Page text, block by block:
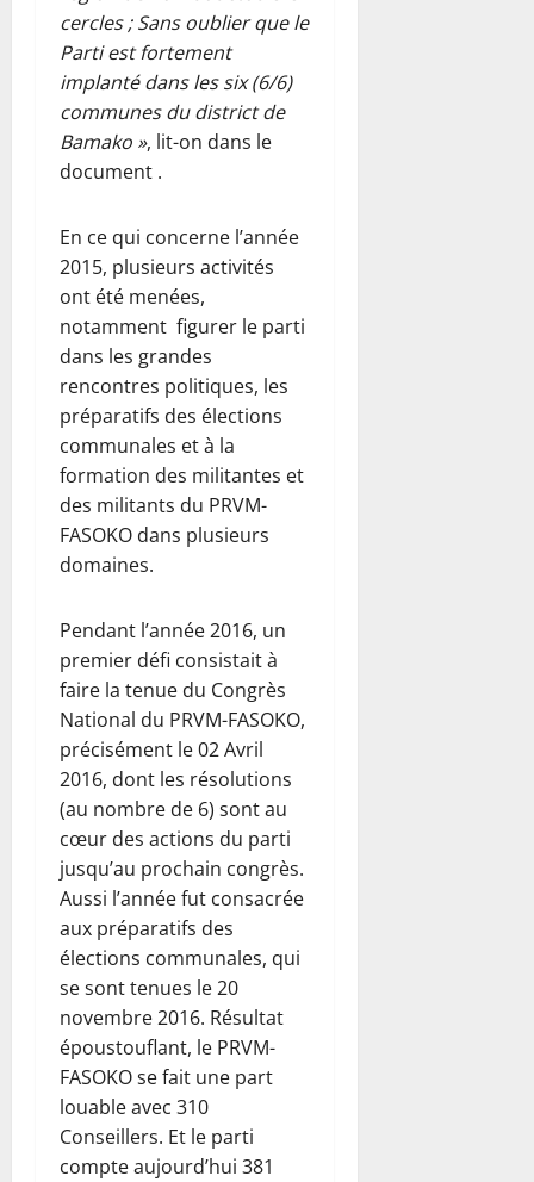
cercles ; Sans oublier que le
Parti est fortement
implanté dans les six (6/6)
communes du district de
Bamako », lit-on dans le
document .
En ce qui concerne l’année
2015, plusieurs activités
ont été menées,
notamment figurer le parti
dans les grandes
rencontres politiques, les
préparatifs des élections
communales et à la
formation des militantes et
des militants du PRVM-
FASOKO dans plusieurs
domaines.
Pendant l’année 2016, un
premier défi consistait à
faire la tenue du Congrès
National du PRVM-FASOKO,
précisément le 02 Avril
2016, dont les résolutions
(au nombre de 6) sont au
cœur des actions du parti
jusqu’au prochain congrès.
Aussi l’année fut consacrée
aux préparatifs des
élections communales, qui
se sont tenues le 20
novembre 2016. Résultat
époustouflant, le PRVM-
FASOKO se fait une part
louable avec 310
Conseillers. Et le parti
compte aujourd’hui 381